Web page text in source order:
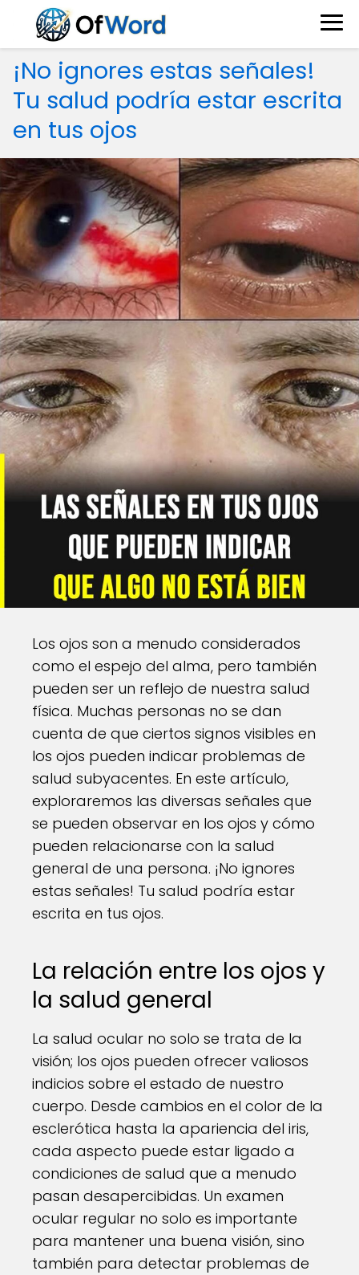
¡No ignores estas señales!
Tu salud podría estar escrita
en tus ojos
Los ojos son a menudo considerados
como el espejo del alma, pero también
pueden ser un reflejo de nuestra salud
física. Muchas personas no se dan
cuenta de que ciertos signos visibles en
los ojos pueden indicar problemas de
salud subyacentes. En este artículo,
exploraremos las diversas señales que
se pueden observar en los ojos y cómo
pueden relacionarse con la salud
general de una persona. ¡No ignores
estas señales! Tu salud podría estar
escrita en tus ojos.
La relación entre los ojos y
la salud general
La salud ocular no solo se trata de la
visión; los ojos pueden ofrecer valiosos
indicios sobre el estado de nuestro
cuerpo. Desde cambios en el color de la
esclerótica hasta la apariencia del iris,
cada aspecto puede estar ligado a
condiciones de salud que a menudo
pasan desapercibidas. Un examen
ocular regular no solo es importante
para mantener una buena visión, sino
también para detectar problemas de